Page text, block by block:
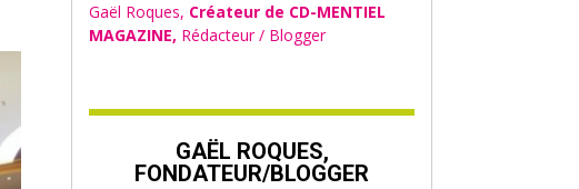
Gaël Roques, Créateur de CD-MENTIEL
MAGAZINE, Rédacteur / Blogger
GAËL ROQUES,
FONDATEUR/BLOGGER